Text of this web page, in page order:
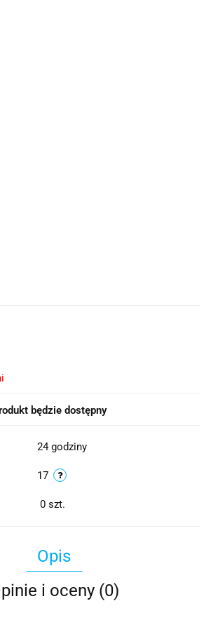
będzie dostępny
24 godziny
17
0 szt.
Opis
i oceny (0)